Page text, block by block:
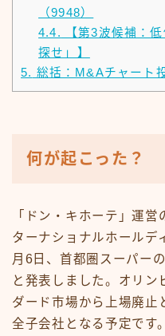
（9948）
4.4.
【第3波候補：
探せ」】
5. 総括：M&Aチャート
何が起こった？
「ドン・キホーテ」運
ターナショナルホール
月6日、首都圏スーパー
と発表しました。オリン
ダード市場から上場廃止
全子会社となる予定です。